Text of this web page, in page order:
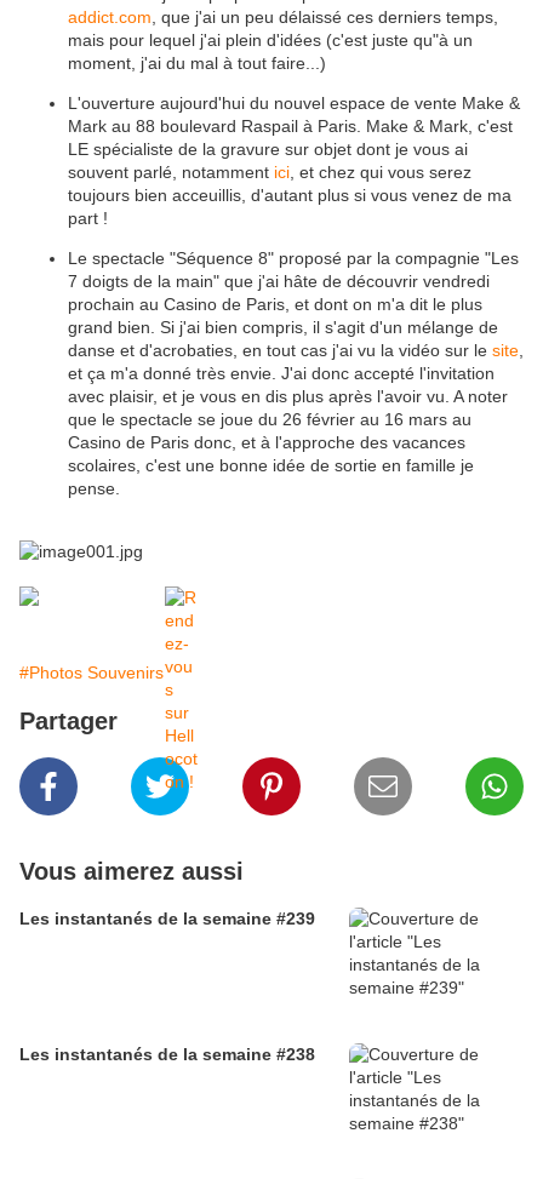
addict.com , que j'ai un peu délaissé ces derniers temps,
mais pour lequel j'ai plein d'idées (c'est juste qu"à un
moment, j'ai du mal à tout faire...)
L'ouverture aujourd'hui du nouvel espace de vente Make &
Mark au 88 boulevard Raspail à Paris. Make & Mark, c'est
LE spécialiste de la gravure sur objet dont je vous ai
souvent parlé, notamment ici , et chez qui vous serez
toujours bien acceuillis, d'autant plus si vous venez de ma
part !
Le spectacle "Séquence 8" proposé par la compagnie "Les
7 doigts de la main" que j'ai hâte de découvrir vendredi
prochain au Casino de Paris, et dont on m'a dit le plus
grand bien. Si j'ai bien compris, il s'agit d'un mélange de
danse et d'acrobaties, en tout cas j'ai vu la vidéo sur le site
et ça m'a donné très envie. J'ai donc accepté l'invitation
avec plaisir, et je vous en dis plus après l'avoir vu. A noter
que le spectacle se joue du 26 février au 16 mars au
Casino de Paris donc, et à l'approche des vacances
scolaires, c'est une bonne idée de sortie en famille je
pense.
#Photos Souvenirs
Partager
Vous aimerez aussi
Les instantanés de la semaine #239
Les instantanés de la semaine #238